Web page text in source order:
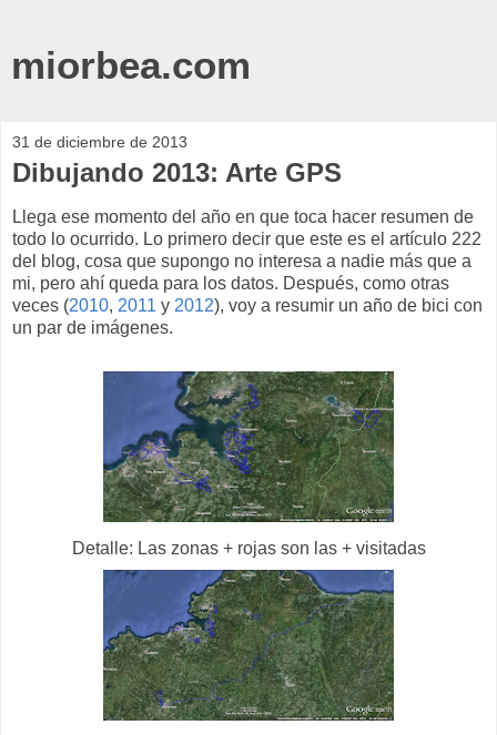
miorbea.com
31 de diciembre de 2013
Dibujando 2013: Arte GPS
Llega ese momento del año en que toca hacer resumen de
todo lo ocurrido. Lo primero decir que este es el artículo 222
del blog, cosa que supongo no interesa a nadie más que a
mi, pero ahí queda para los datos. Después, como otras
veces (2010, 2011 y 2012), voy a resumir un año de bici con
un par de imágenes.
Detalle: Las zonas + rojas son las + visitadas